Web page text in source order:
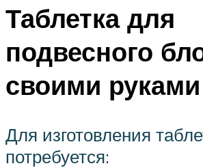
Таблетка для
подвесного
своими руками
Для изготовления
потребуется: